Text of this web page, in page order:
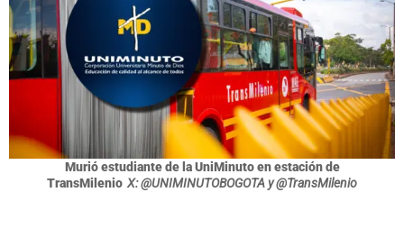
Murió estudiante de la UniMinuto en estación de
TransMilenio X: @UNIMINUTOBOGOTA y @TransMilenio